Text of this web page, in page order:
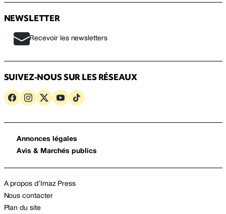
NEWSLETTER
Recevoir les newsletters
SUIVEZ-NOUS SUR LES RÉSEAUX
Annonces légales
Avis & Marchés publics
A propos d’Imaz Press
Nous contacter
Plan du site